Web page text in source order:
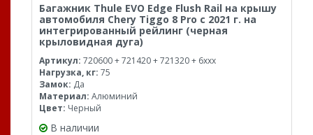
Багажник Thule EVO Edge Flush Rail на крышу
автомобиля Chery Tiggo 8 Pro с 2021 г. на
интегрированный рейлинг (черная
крыловидная дуга)
Артикул: 720600 + 721420 + 721320 + 6xxx
Нагрузка, кг: 75
Замок: Да
Материал: Алюминий
Цвет: Черный
В наличии